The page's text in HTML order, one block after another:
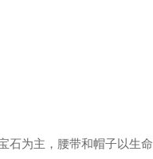
石为主，腰带和帽子以生